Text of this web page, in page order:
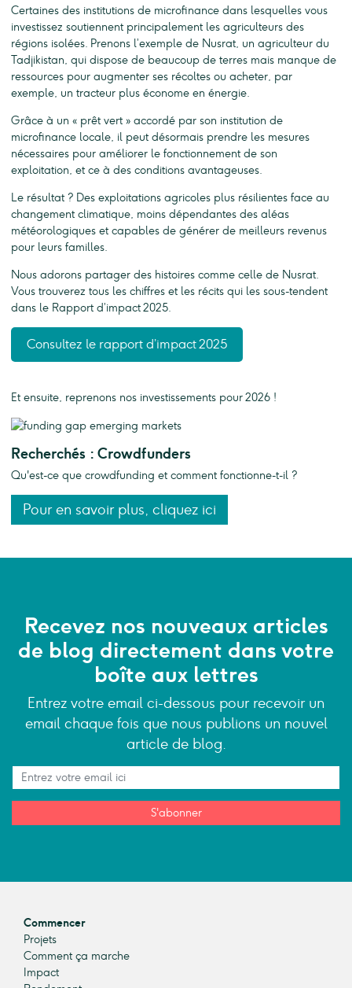
Certaines des institutions de microfinance dans lesquelles vous
investissez soutiennent principalement les agriculteurs des
régions isolées. Prenons l’exemple de Nusrat, un agriculteur du
Tadjikistan, qui dispose de beaucoup de terres mais manque de
ressources pour augmenter ses récoltes ou acheter, par
exemple, un tracteur plus économe en énergie.
Grâce à un « prêt vert » accordé par son institution de
microfinance locale, il peut désormais prendre les mesures
nécessaires pour améliorer le fonctionnement de son
exploitation, et ce à des conditions avantageuses.
Le résultat ? Des exploitations agricoles plus résilientes face au
changement climatique, moins dépendantes des aléas
météorologiques et capables de générer de meilleurs revenus
pour leurs familles.
Nous adorons partager des histoires comme celle de Nusrat.
Vous trouverez tous les chiffres et les récits qui les sous-tendent
dans le Rapport d’impact 2025.
Consultez le rapport d’impact 2025
Et ensuite, reprenons nos investissements pour 2026 !
Recherchés : Crowdfunders
Qu'est-ce que crowdfunding et comment fonctionne-t-il ?
Pour en savoir plus, cliquez ici
Recevez nos nouveaux articles
de blog directement dans votre
boîte aux lettres
Entrez votre email ci-dessous pour recevoir un
email chaque fois que nous publions un nouvel
article de blog.
S'abonner
Commencer
Projets
Comment ça marche
Impact